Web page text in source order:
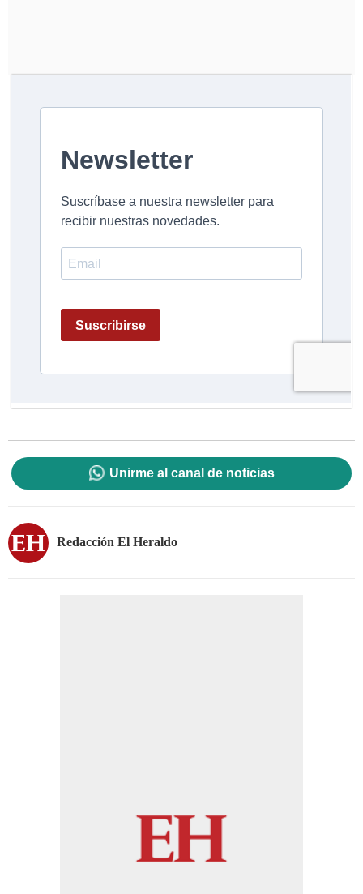
Unirme al canal de noticias
Redacción El Heraldo